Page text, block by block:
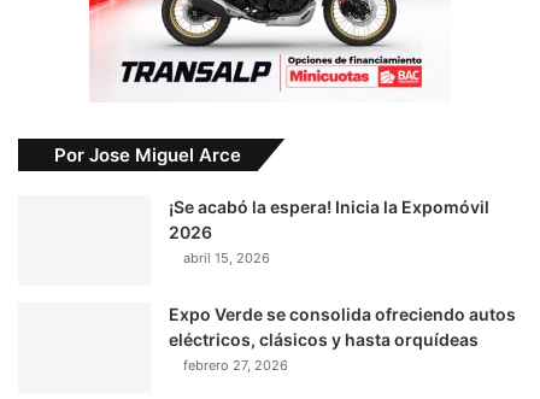
Por Jose Miguel Arce
¡Se acabó la espera! Inicia la Expomóvil
2026
abril 15, 2026
Expo Verde se consolida ofreciendo autos
eléctricos, clásicos y hasta orquídeas
febrero 27, 2026